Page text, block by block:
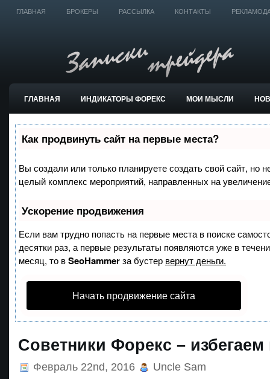
ГЛАВНАЯ БРОКЕРЫ РАССЫЛКА КОНТАКТЫ
ГЛАВНАЯ ИНДИКАТОРЫ ФОРЕКС МОИ МЫСЛИ
ТОРГОВЫЕ СИСТЕМЫ
Как продвинуть сайт на первые места?
Вы создали или только планируете создать свой сайт, но
целый комплекс мероприятий, направленных на
Ускорение продвижения
Если вам трудно попасть на первые места в поиске
десятки раз, а первые результаты появляются уже в
месяц, то вSeoHammerза бустер вернут деньги.
Начать продвижение сайта
Советники Форекс –
Февраль 22nd, 2016 Uncle Sam